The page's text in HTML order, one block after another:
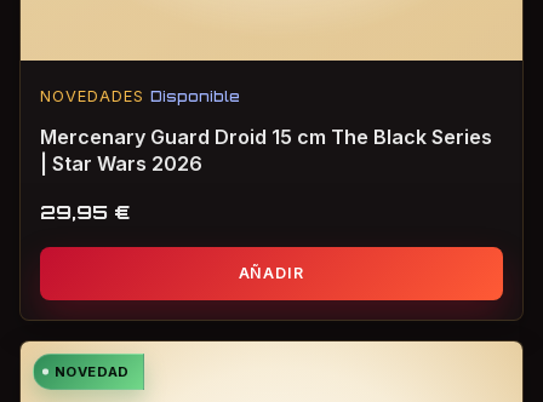
NOVEDADES Disponible
Mercenary Guard Droid 15 cm The Black Series
| Star Wars 2026
29,95 €
AÑADIR
NOVEDAD